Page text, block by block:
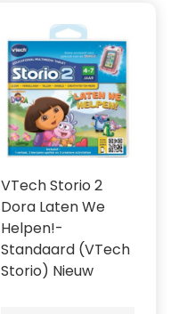
VTech Storio 2
Dora Laten We
Helpen!-
Standaard (VTech
Storio) Nieuw